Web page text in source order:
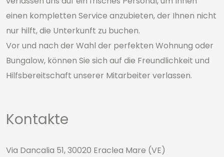
einen kompletten Service anzubieten, der Ihnen nicht
nur hilft, die Unterkunft zu buchen.
Vor und nach der Wahl der perfekten Wohnung oder
Bungalow, können Sie sich auf die Freundlichkeit und
Hilfsbereitschaft unserer Mitarbeiter verlassen.
Kontakte
Via Dancalia 51, 30020 Eraclea Mare (VE)